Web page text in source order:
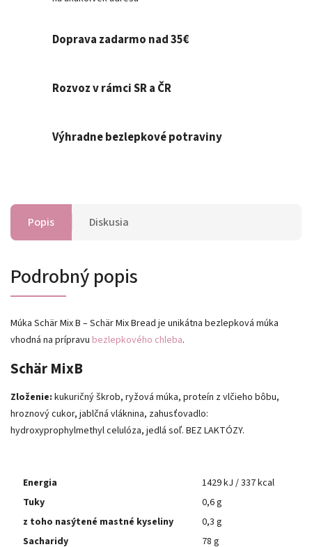
Doprava zadarmo nad 35€
Rozvoz v rámci SR a ČR
Výhradne bezlepkové potraviny
Popis Diskusia
Podrobný popis
Múka Schär Mix B – Schär Mix Bread je unikátna bezlepková múka
vhodná na prípravu bezlepkového chleba.
Schär MixB
Zloženie: kukuričný škrob, ryžová múka, proteín z vlčieho bôbu,
hroznový cukor, jablčná vláknina, zahusťovadlo:
hydroxyprophylmethyl celulóza, jedlá soľ. BEZ LAKTÓZY.
Energia
1429 kJ / 337 kcal
Tuky
0,6 g
z toho nasýtené mastné kyseliny
0,3 g
Sacharidy
78 g